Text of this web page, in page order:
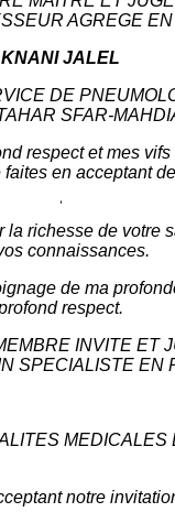
AGREGE
KNANI JALEL
DE
SFAR-
respect et mes
en acceptant
la richesse de votre
connaissances.
de ma
respect.
INVITE ET
SPECIALISTE EN
MEDICALES
notre